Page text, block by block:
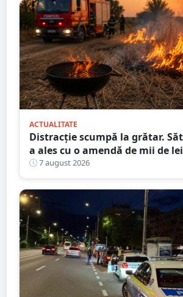
ACTUALITATE
Distracție scumpă la grătar.
a ales cu o amendă de mii de lei
7 august 2026